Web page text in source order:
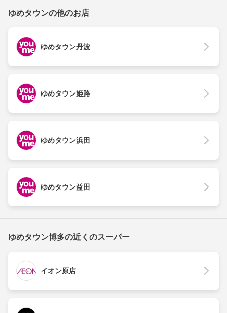
ゆめタウンの他のお店
ゆめタウン丹波
ゆめタウン姫路
ゆめタウン浜田
ゆめタウン益田
ゆめタウン博多の近くのスーパー
イオン原店